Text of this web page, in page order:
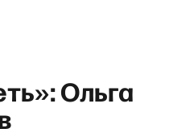
Ольга